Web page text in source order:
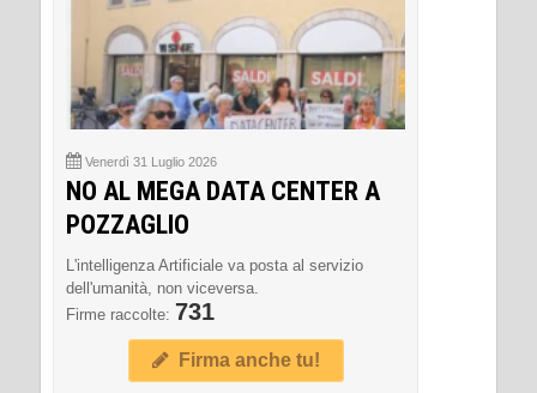
Venerdì 31 Luglio 2026
NO AL MEGA DATA CENTER A
POZZAGLIO
L'intelligenza Artificiale va posta al servizio
dell'umanità, non viceversa.
Firme raccolte: 731
Firma anche tu!